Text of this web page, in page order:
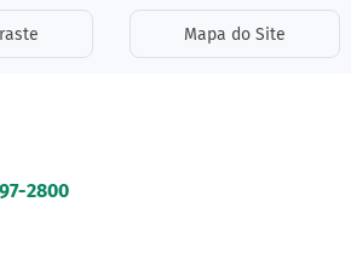
de Mapa do Site
2800